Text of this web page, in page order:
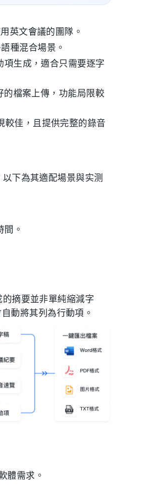
英文會議的團隊。
種混合場景。
項生成，適合只需要逐字
的檔案上傳，功能局限較
較佳，且提供完整的錄音
下為其適配場景與实测
間。
摘要並非單純縮減字
動將其列為行動項。
體需求。